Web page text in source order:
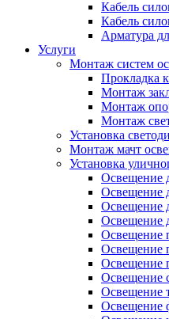
Кабель
Кабель
Арматура
Услуги
Монтаж систем
Прокладка
Монтаж
Монтаж
Монтаж
Установка
Монтаж мачт
Установка
Освещение
Освещение
Освещение
Освещение
Освещение
Освещение
Освещение
Освещение
Освещение
Освещение